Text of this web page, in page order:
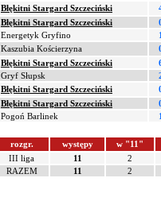
Błękitni Stargard Szczeciński
Błękitni Stargard Szczeciński
Energetyk Gryfino
Kaszubia Kościerzyna
Błękitni Stargard Szczeciński
Gryf Słupsk
Błękitni Stargard Szczeciński
Błękitni Stargard Szczeciński
Pogoń Barlinek
rozgr. występy
w "11"
III liga 11
2
RAZEM 11 2